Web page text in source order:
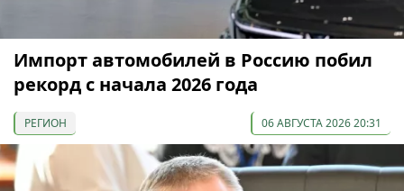
Импорт автомобилей в Россию побил
рекорд с начала 2026 года
РЕГИОН 06 АВГУСТА 2026 20:31